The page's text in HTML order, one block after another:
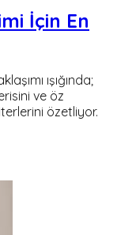
İçin En
ışığında;
ve öz
özetliyor.